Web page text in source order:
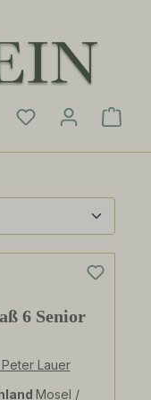
Du hast 0
6 Senior
Lauer
Mosel /